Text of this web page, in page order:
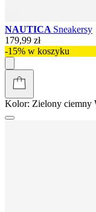
NAUTICA Sneakersy
179,99 zł
-15% w koszyku
Kolor: Zielony ciemny